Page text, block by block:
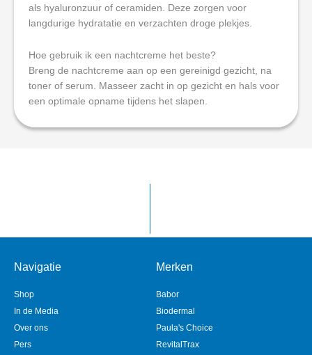
als hyaluronzuur of ceramiden. Deze zorgen voor
langdurige hydratatie en verzachten droge plekjes.
Hoe gebruik ik een nachtcreme het beste?
Breng de nachtcreme aan op een gereinigd gezicht, na
toner of serum. Masseer zacht in op gezicht en hals voor
een optimale opname tijdens het slapen.
Navigatie
Shop
In de Media
Over ons
Pers
Merken
Babor
Biodermal
Paula's Choice
RevitalTrax